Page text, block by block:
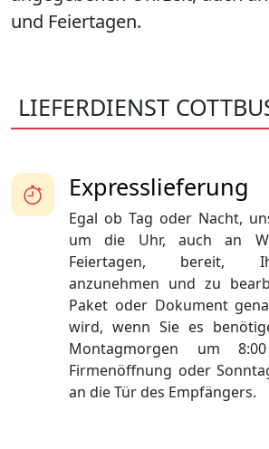
und Feiertagen.
LIEFERDIENST
Expresslieferung
Egal ob Tag oder Nacht,
um die Uhr, auch an
Feiertagen, bereit,
anzunehmen und zu
Paket oder Dokument
wird, wenn Sie es
Montagmorgen um
Firmenöffnung oder
an die Tür des Empfängers.